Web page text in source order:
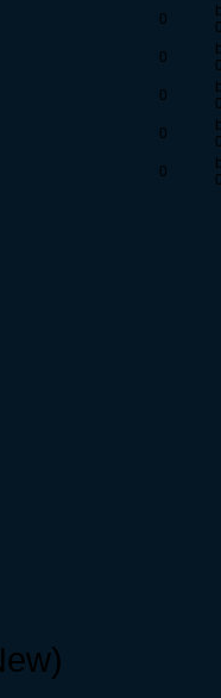
0
0
0
0
0